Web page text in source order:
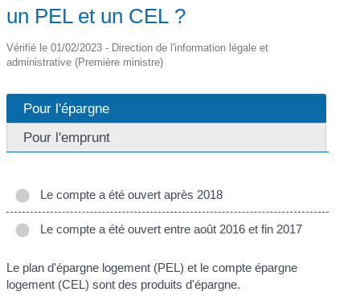
un PEL et un CEL ?
Vérifié le 01/02/2023 - Direction de l'information légale et
administrative (Première ministre)
Pour l'épargne
Pour l'emprunt
Le compte a été ouvert après 2018
Le compte a été ouvert entre août 2016 et fin 2017
Le plan d'épargne logement (PEL) et le compte épargne
logement (CEL) sont des produits d'épargne.